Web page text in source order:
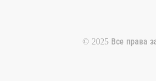
© 2025 Все права